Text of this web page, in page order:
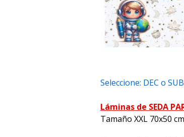
Seleccione: DEC o
Láminas de SEDA
Tamaño XXL 70x50